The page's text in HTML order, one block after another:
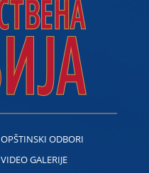
OPŠTINSKI ODBORI
VIDEO GALERIJE